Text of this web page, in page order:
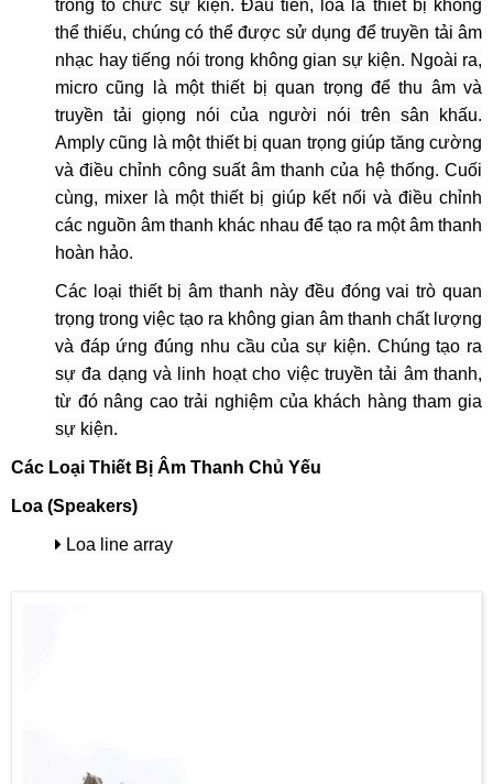
trong tổ chức sự kiện. Đầu tiên, loa là thiết bị không
thể thiếu, chúng có thể được sử dụng để truyền tải âm
nhạc hay tiếng nói trong không gian sự kiện. Ngoài ra,
micro cũng là một thiết bị quan trọng để thu âm và
truyền tải giọng nói của người nói trên sân khấu.
Amply cũng là một thiết bị quan trọng giúp tăng cường
và điều chỉnh công suất âm thanh của hệ thống. Cuối
cùng, mixer là một thiết bị giúp kết nối và điều chỉnh
các nguồn âm thanh khác nhau để tạo ra một âm thanh
hoàn hảo.
Các loại thiết bị âm thanh này đều đóng vai trò quan
trọng trong việc tạo ra không gian âm thanh chất lượng
và đáp ứng đúng nhu cầu của sự kiện. Chúng tạo ra
sự đa dạng và linh hoạt cho việc truyền tải âm thanh,
từ đó nâng cao trải nghiệm của khách hàng tham gia
sự kiện.
Các Loại Thiết Bị Âm Thanh Chủ Yếu
Loa (Speakers)
Loa line array